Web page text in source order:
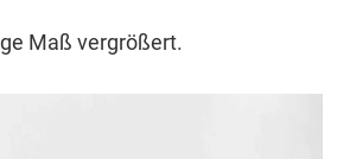
Maß vergrößert.